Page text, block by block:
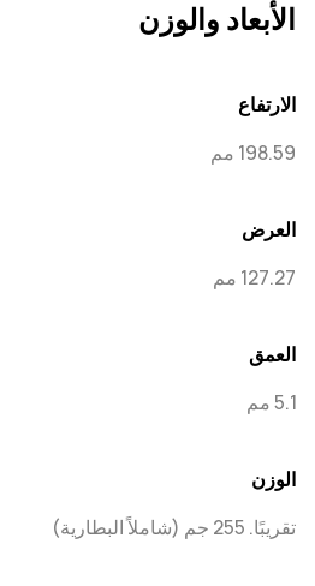
الأبعاد والوزن
الارتفاع
198.59 مم
العرض
127.27 مم
العمق
5.1 مم
الوزن
تقريبًا. 255 جم (شاملاً البطارية)